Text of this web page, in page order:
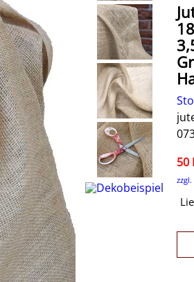
50
zzgl.